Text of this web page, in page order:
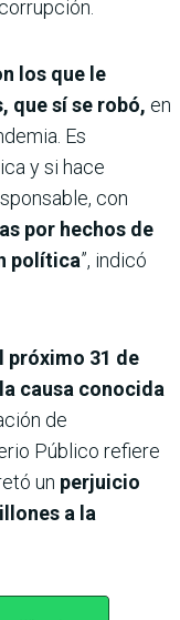
los que le
que sí se robó, en
Es
y si hace
con
por hechos de
política”, indicó
próximo 31 de
causa conocida
de
Público refiere
un perjuicio
a la